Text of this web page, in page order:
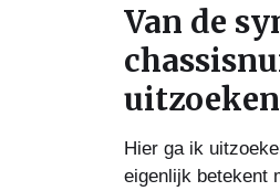
Van de
uitzoeken
Hier ga ik
eigenlijk betekent